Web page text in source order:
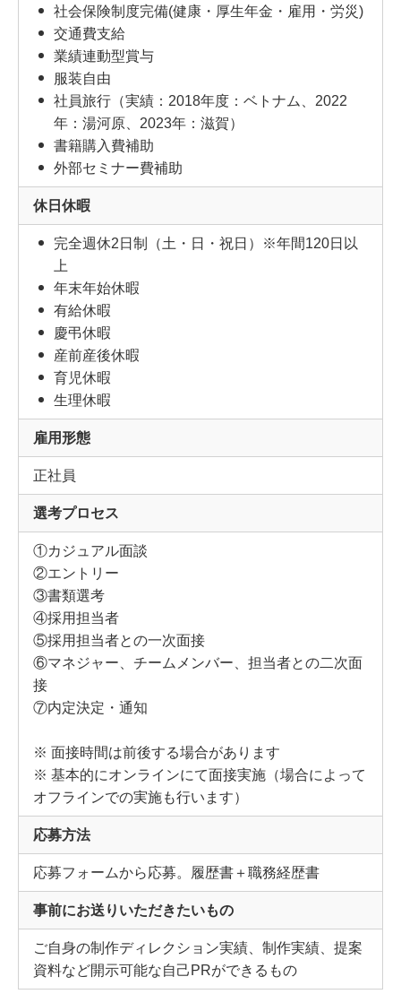
社会保険制度完備(健康・厚生年金・雇用・労災)
交通費支給
業績連動型賞与
服装自由
社員旅行（実績：2018年度：ベトナム、2022
年：湯河原、2023年：滋賀）
書籍購入費補助
外部セミナー費補助
休日休暇
完全週休2日制（土・日・祝日）※年間120日以
上
年末年始休暇
有給休暇
慶弔休暇
産前産後休暇
育児休暇
生理休暇
雇用形態
正社員
選考プロセス
①カジュアル面談
②エントリー
③書類選考
④採用担当者
⑤採用担当者との一次面接
⑥マネジャー、チームメンバー、担当者との二次面
接
⑦内定決定・通知
※ 面接時間は前後する場合があります
※ 基本的にオンラインにて面接実施（場合によって
オフラインでの実施も行います）
応募方法
応募フォームから応募。履歴書＋職務経歴書
事前にお送りいただきたいもの
ご自身の制作ディレクション実績、制作実績、提案
資料など開示可能な自己PRができるもの